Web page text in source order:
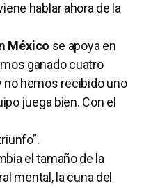
hablar ahora de la
México se apoya en
ganado cuatro
no hemos recibido uno
juega bien. Con el
el tamaño de la
mental, la cuna del